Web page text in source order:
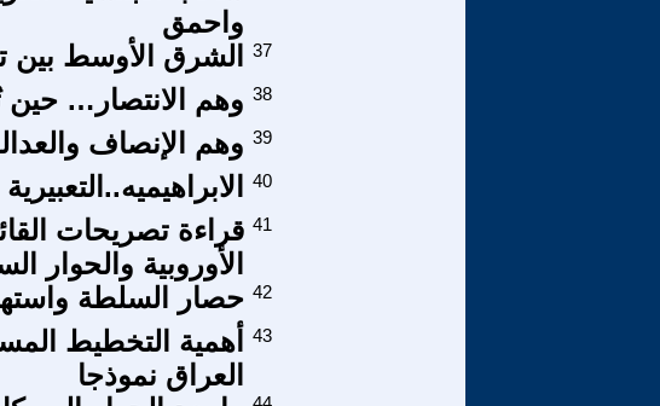
واحمق
الشرق الأوسط بين 37
وهم الانتصار… حين 38
وهم الإنصاف 39
40
قراءة تصريحات
الأوروبية والحوار
41
حصار السلطة 42
أهمية التخطيط
العراق نموذجا
43